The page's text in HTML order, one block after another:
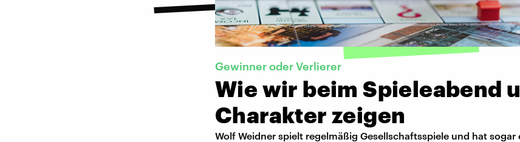
Gewinner oder Verlierer
Wie wir beim Spieleabend
Charakter zeigen
Wolf Weidner spielt regelmäßig Gesellschaftsspiele und hat sogar